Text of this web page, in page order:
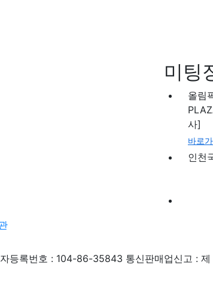
미팅
올림
사]
바로
인천
등록번호 : 104-86-35843 통신판매업신고 :